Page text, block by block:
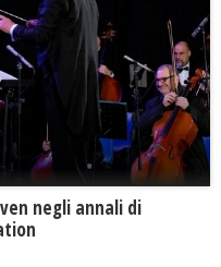
negli annali di